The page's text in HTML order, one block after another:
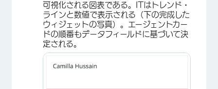
可視化される図表である。ITはトレンド・
ラインと数値で表示される（下の完成した
ウィジェットの写真）。エージェントカー
ドの順番もデータフィールドに基づいて決
定される。